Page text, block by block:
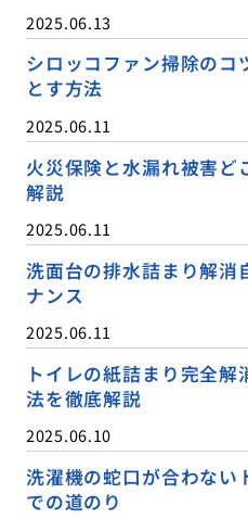
2025.06.13
シロッコファン掃除の
とす方法
2025.06.11
火災保険と水漏れ被害ど
解説
2025.06.11
洗面台の排水詰まり解消
ナンス
2025.06.11
トイレの紙詰まり完全
法を徹底解説
2025.06.10
洗濯機の蛇口が合わない
での道のり